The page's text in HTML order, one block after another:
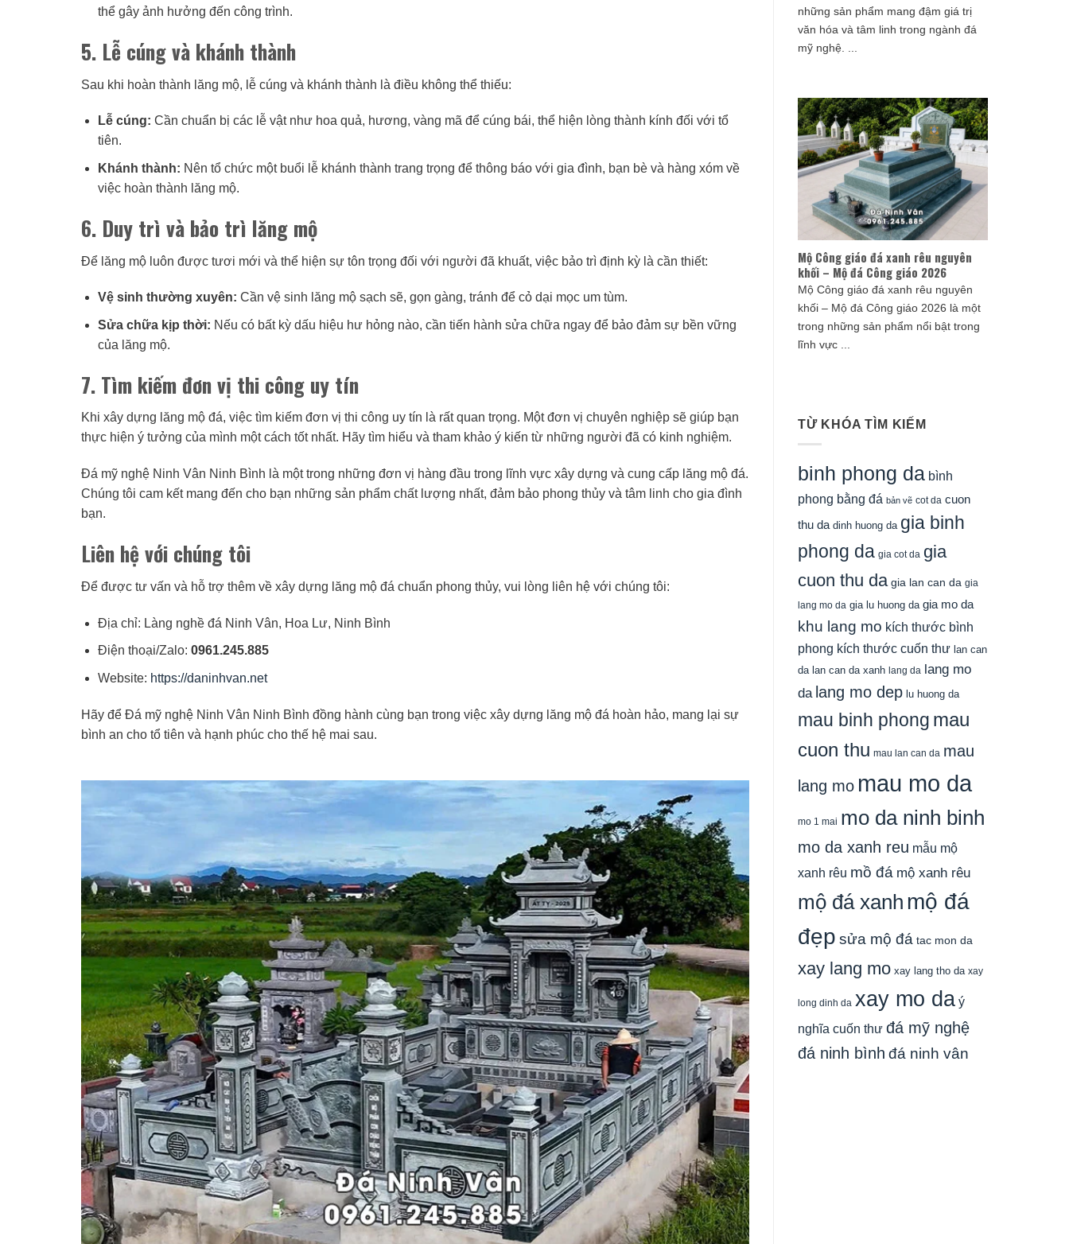
thể gây ảnh hưởng đến công trình.
5. Lễ cúng và khánh thành
Sau khi hoàn thành lăng mộ, lễ cúng và khánh thành là điều không thể thiếu:
Lễ cúng: Cần chuẩn bị các lễ vật như hoa quả, hương, vàng mã để cúng bái, thể hiện lòng thành kính đối với tổ
tiên.
Khánh thành: Nên tổ chức một buổi lễ khánh thành trang trọng để thông báo với gia đình, bạn bè và hàng xóm về
việc hoàn thành lăng mộ.
6. Duy trì và bảo trì lăng mộ
Để lăng mộ luôn được tươi mới và thể hiện sự tôn trọng đối với người đã khuất, việc bảo trì định kỳ là cần thiết:
Vệ sinh thường xuyên: Cần vệ sinh lăng mộ sạch sẽ, gọn gàng, tránh để cỏ dại mọc um tùm.
Sửa chữa kịp thời: Nếu có bất kỳ dấu hiệu hư hỏng nào, cần tiến hành sửa chữa ngay để bảo đảm sự bền vững
của lăng mộ.
7. Tìm kiếm đơn vị thi công uy tín
Khi xây dựng lăng mộ đá, việc tìm kiếm đơn vị thi công uy tín là rất quan trọng. Một đơn vị chuyên nghiệp sẽ giúp bạn
thực hiện ý tưởng của mình một cách tốt nhất. Hãy tìm hiểu và tham khảo ý kiến từ những người đã có kinh nghiệm.
Đá mỹ nghệ Ninh Vân Ninh Bình là một trong những đơn vị hàng đầu trong lĩnh vực xây dựng và cung cấp lăng mộ đá.
Chúng tôi cam kết mang đến cho bạn những sản phẩm chất lượng nhất, đảm bảo phong thủy và tâm linh cho gia đình
bạn.
Liên hệ với chúng tôi
Để được tư vấn và hỗ trợ thêm về xây dựng lăng mộ đá chuẩn phong thủy, vui lòng liên hệ với chúng tôi:
Địa chỉ: Làng nghề đá Ninh Vân, Hoa Lư, Ninh Bình
Điện thoại/Zalo: 0961.245.885
Website: https://daninhvan.net
Hãy để Đá mỹ nghệ Ninh Vân Ninh Bình đồng hành cùng bạn trong việc xây dựng lăng mộ đá hoàn hảo, mang lại sự
bình an cho tổ tiên và hạnh phúc cho thế hệ mai sau.
những sản phẩm mang đậm giá trị
văn hóa và tâm linh trong ngành đá
mỹ nghệ. ...
Mộ Công giáo đá xanh rêu nguyên
khối – Mộ đá Công giáo 2026
Mộ Công giáo đá xanh rêu nguyên
khối – Mộ đá Công giáo 2026 là một
trong những sản phẩm nổi bật trong
lĩnh vực ...
TỪ KHÓA TÌM KIẾM
binh phong da bình
phong bằng đá bản vẽ cot da cuon
thu da dinh huong da gia binh
phong da gia cot da gia
cuon thu da gia lan can da gia
lang mo da gia lu huong da gia mo da
khu lang mo kích thước bình
phong kích thước cuốn thư lan can
da lan can da xanh lang da lang mo
da lang mo dep lu huong da
mau binh phong mau
cuon thu mau lan can da mau
lang mo mau mo da
mo 1 mai mo da ninh binh
mo da xanh reu mẫu mộ
xanh rêu mồ đá mộ xanh rêu
mộ đá xanh mộ đá
đẹp sửa mộ đá tac mon da
xay lang mo xay lang tho da xay
long dinh da xay mo da ý
nghĩa cuốn thư đá mỹ nghệ
đá ninh bình đá ninh vân